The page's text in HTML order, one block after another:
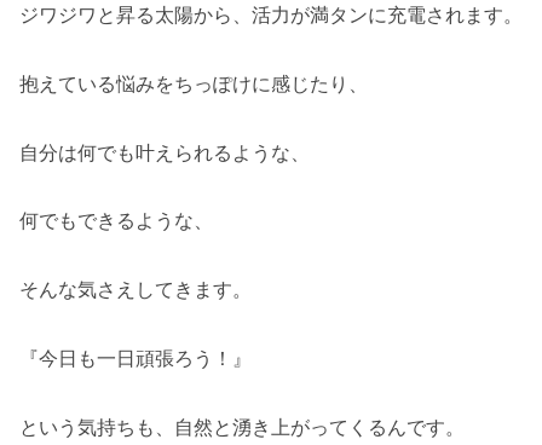
ジワジワと昇る太陽から、活力が満タンに充電されます。
抱えている悩みをちっぽけに感じたり、
自分は何でも叶えられるような、
何でもできるような、
そんな気さえしてきます。
『今日も一日頑張ろう！』
という気持ちも、自然と湧き上がってくるんです。